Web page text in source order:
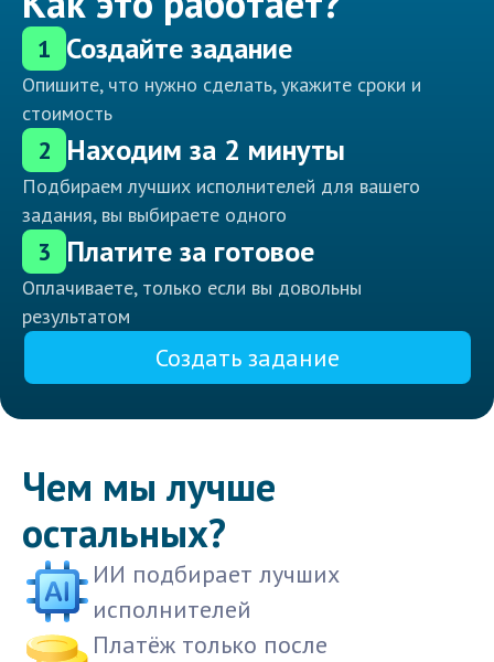
1 Создайте задание
Опишите, что нужно сделать, укажите сроки и
стоимость
2 Находим за 2 минуты
Подбираем лучших исполнителей для вашего
задания, вы выбираете одного
3 Платите за готовое
Оплачиваете, только если вы довольны
результатом
Создать задание
Чем мы лучше
остальных?
ИИ подбирает лучших
исполнителей
Платёж только после